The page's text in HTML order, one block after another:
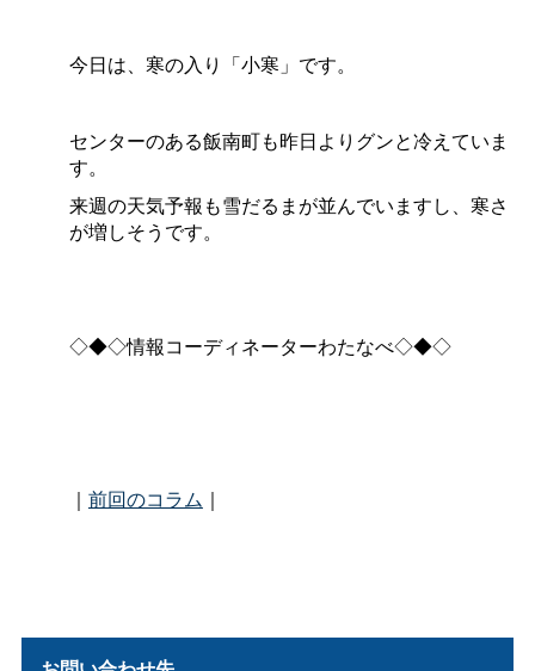
今日は、寒の入り「小寒」です。
センターのある飯南町も昨日よりグンと冷えていま
す。
来週の天気予報も雪だるまが並んでいますし、寒さ
が増しそうです。
◇◆◇情報コーディネーターわたなべ◇◆◇
｜ 前回のコラム ｜